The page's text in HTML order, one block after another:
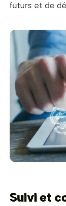
futurs et de
Suivi et